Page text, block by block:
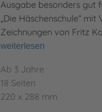
Ausgabe besonders gut
„Die Häschenschule“
Zeichnungen von Fritz
weiterlesen
Ab 3 Jahre
18 Seiten
220 x 288 mm